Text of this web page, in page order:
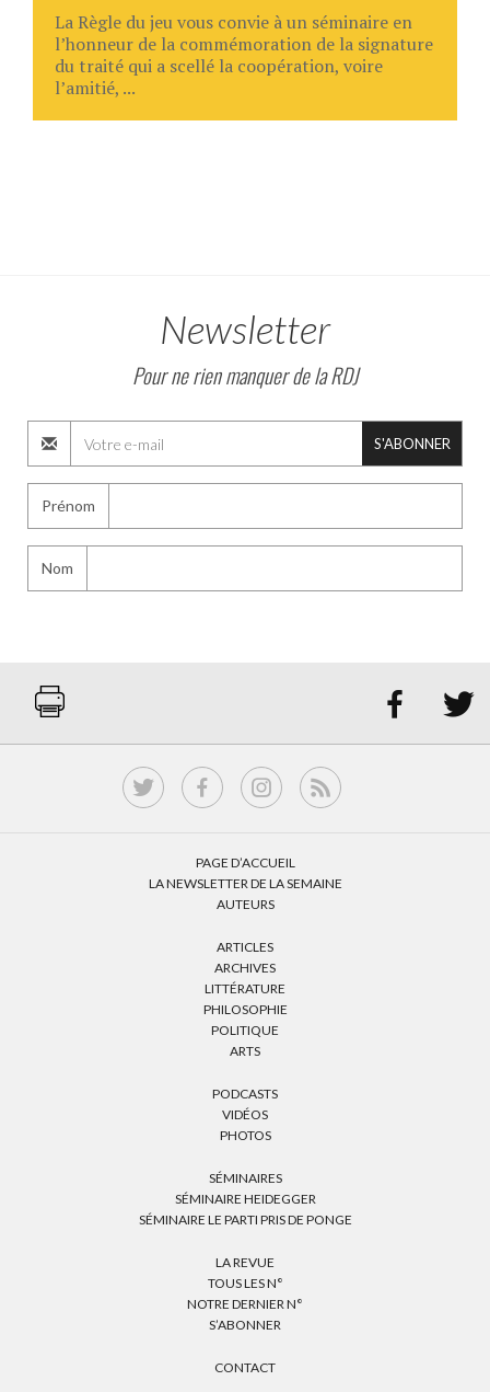
La Règle du jeu vous convie à un séminaire en
l’honneur de la commémoration de la signature
du traité qui a scellé la coopération, voire
l’amitié, ...
Newsletter
Pour ne rien manquer de la RDJ
S'ABONNER
Prénom
Nom
 
PAGE D’ACCUEIL
LA NEWSLETTER DE LA SEMAINE
AUTEURS
ARTICLES
ARCHIVES
LITTÉRATURE
PHILOSOPHIE
POLITIQUE
ARTS
PODCASTS
VIDÉOS
PHOTOS
SÉMINAIRES
SÉMINAIRE HEIDEGGER
SÉMINAIRE LE PARTI PRIS DE PONGE
LA REVUE
TOUS LES N°
NOTRE DERNIER N°
S’ABONNER
CONTACT